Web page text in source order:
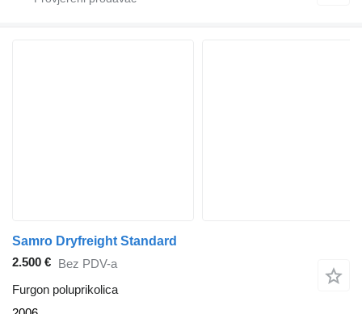
Samro Dryfreight Standard
2.500 € Bez PDV-a
Furgon poluprikolica